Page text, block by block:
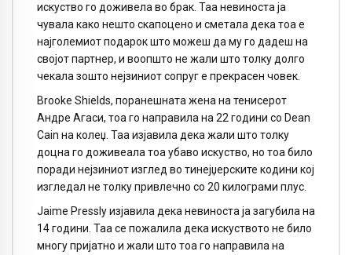
искуство го доживела во брак. Таа невиноста ја
чувала како нешто скапоцено и сметала дека тоа е
најголемиот подарок што можеш да му го дадеш на
својот партнер, и воопшто не жали што толку долго
чекала зошто нејзиниот сопруг е прекрасен човек.
Brooke Shields, поранешната жена на тенисерот
Андре Агаси, тоа го направила на 22 години со Dean
Cain на колеџ. Таа изјавила дека жали што толку
доцна го доживеала тоа убаво искуство, но тоа било
поради нејзиниот изглед во тинејџерските кодини кој
изгледал не толку привлечно со 20 килограми плус.
Jaime Pressly изјавила дека невиноста ја загубила на
14 години. Таа се пожалила дека искуството не било
многу пријатно и жали што тоа го направила на